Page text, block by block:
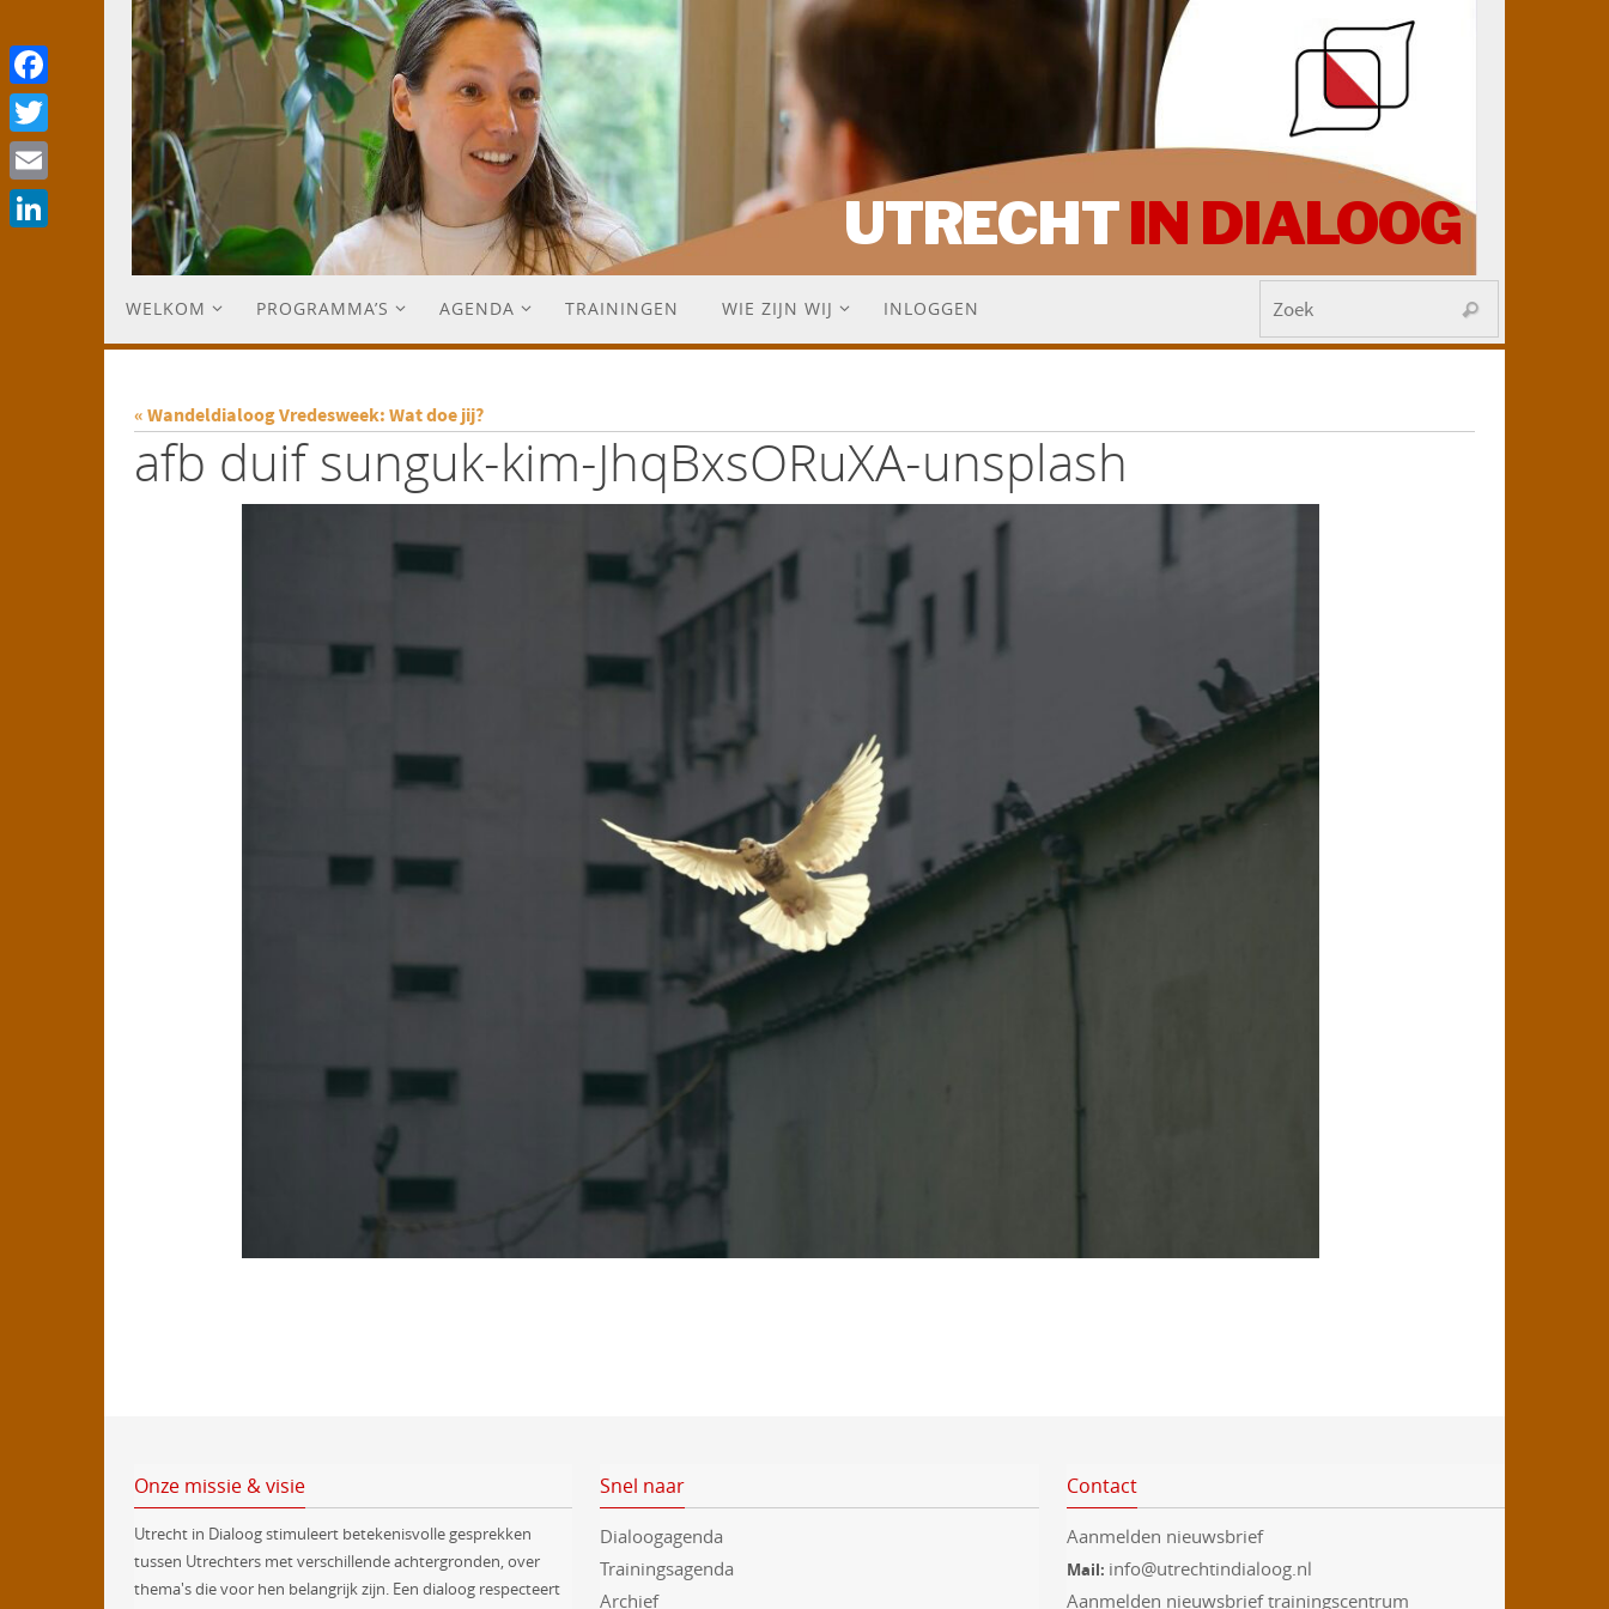
UTRECHTIN DIALOOG
WELKOM PROGRAMMA’S AGENDA TRAININGEN WIE ZIJN WIJ INLOGGEN
« Wandeldialoog Vredesweek: Wat doe jij?
afb duif sunguk-kim-JhqBxsORuXA-unsplash
Onze missie & visie
Utrecht in Dialoog stimuleert betekenisvolle gesprekken
tussen Utrechters met verschillende achtergronden, over
thema's die voor hen belangrijk zijn. Een dialoog respecteert
Snel naar
Dialoogagenda
Trainingsagenda
Archief
Contact
Aanmelden nieuwsbrief
Mail: info@utrechtindialoog.nl
Aanmelden nieuwsbrief trainingscentrum
Facebook
Twitter
Email